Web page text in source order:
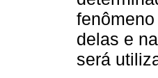
delas e
será